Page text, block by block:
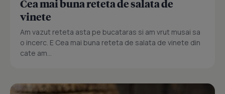
Cea mai buna reteta de salata de
vinete
Am vazut reteta asta pe bucataras si am vrut musai sa
o incerc. E Cea mai buna reteta de salata de vinete din
cate am...